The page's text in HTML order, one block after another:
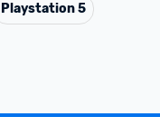
Playstation 5